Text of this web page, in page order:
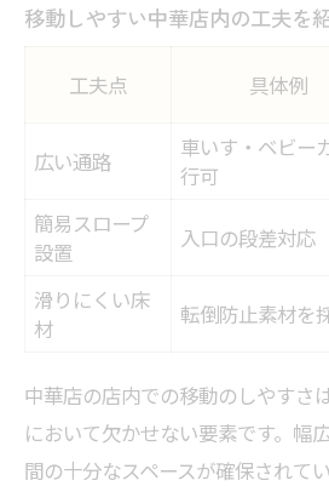
移動しやすい中華店内の工夫を
工夫点 具体例
広い通路
車いす・ベビー
行可
簡易スロープ
設置
入口の段差対応
滑りにくい床
材
転倒防止素材を
中華店の店内での移動のしやすさ
において欠かせない要素です。幅
間の十分なスペースが確保されて